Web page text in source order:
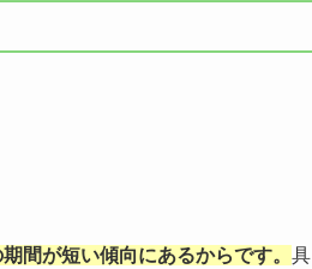
間が短い傾向にあるからです。 具